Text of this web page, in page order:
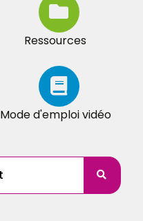
Ressources
Mode d'emploi vidéo